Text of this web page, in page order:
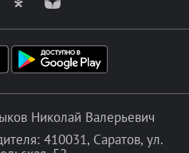
Николай Валерьевич
410031, Саратов, ул.